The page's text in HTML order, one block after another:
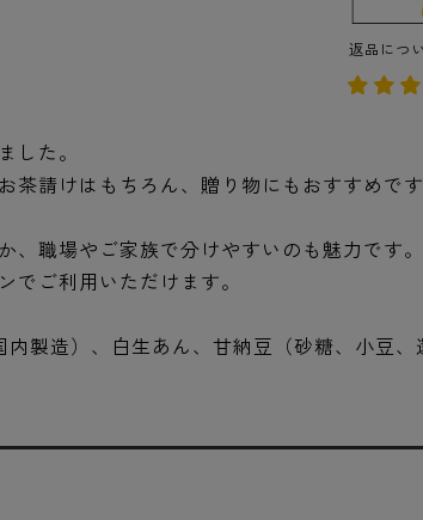
返品につ
した。
請けはもちろん、贈り物にもおすすめです
、職場やご家族で分けやすいのも魅力です。
でご利用いただけます。
製造）、白生あん、甘納豆（砂糖、小豆、